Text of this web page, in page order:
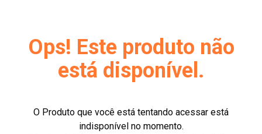
Ops! Este produto não
está disponível.
O Produto que você está tentando acessar está
indisponível no momento.